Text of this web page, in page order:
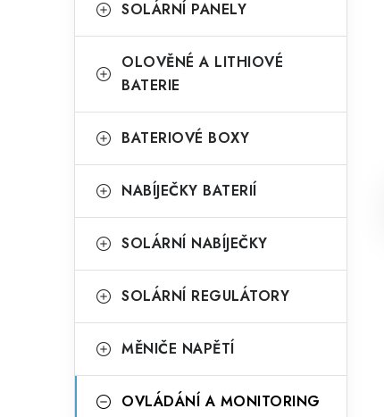
l
SOLÁRNÍ PANELY
OLOVĚNÉ A LITHIOVÉ
BATERIE
BATERIOVÉ BOXY
NABÍJEČKY BATERIÍ
SOLÁRNÍ NABÍJEČKY
SOLÁRNÍ REGULÁTORY
MĚNIČE NAPĚTÍ
OVLÁDÁNÍ A MONITORING